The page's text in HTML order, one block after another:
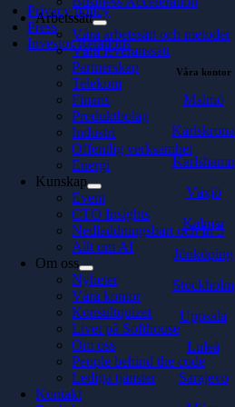
Arbetssätt
Våra arbetssätt och metoder
Våra leveranssätt
Partnerskap
Telekom
Finans
Produktbolag
Industri
Offentlig verksamhet
Energi
Kunskap
Event
CTO Insights
Nedladdningsbart och In 5
Allt om AI
Om oss
Nyheter
Våra kontor
Konsultquizet
Livet på Softhouse
Om oss
People behind the code
Lediga tjänster
Kontakt
Privacy policy
Press
Investor Relations
Våra kontor
Malmö
Karlskrona
Karlshamn
Växjö
Kalmar
Jönköping
Stockholm
Uppsala
Luleå
Sarajevo